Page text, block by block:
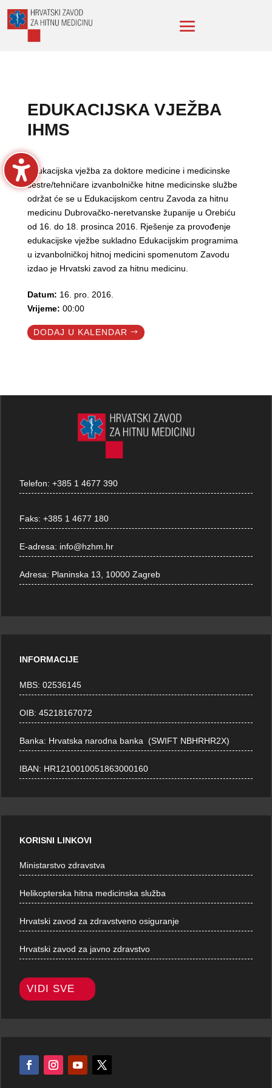
EDUKACIJSKA VJEŽBA
IHMS
Edukacijska vježba za doktore medicine i medicinske
sestre/tehničare izvanbolničke hitne medicinske službe
održat će se u Edukacijskom centru Zavoda za hitnu
medicinu Dubrovačko-neretvanske županije u Orebiću
od 16. do 18. prosinca 2016. Rješenje za provođenje
edukacijske vježbe sukladno Edukacijskim programima
u izvanbolničkoj hitnoj medicini spomenutom Zavodu
izdao je Hrvatski zavod za hitnu medicinu.
Datum: 16. pro. 2016.
Vrijeme: 00:00
DODAJ U KALENDAR
Telefon:+385 1 4677 390
Faks:+385 1 4677 180
E-adresa: info@hzhm.hr
Adresa: Planinska 13, 10000 Zagreb
INFORMACIJE
MBS: 02536145
OIB: 45218167072
Banka: Hrvatska narodna banka (SWIFT NBHRHR2X)
IBAN: HR1210010051863000160
KORISNI LINKOVI
Ministarstvo zdravstva
Helikopterska hitna medicinska služba
Hrvatski zavod za zdravstveno osiguranje
Hrvatski zavod za javno zdravstvo
VIDI SVE